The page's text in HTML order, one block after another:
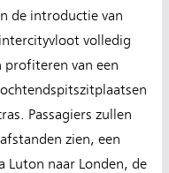
de introductie van
volledig
profiteren van een
Passagiers zullen
zien, een
Luton naar Londen, de